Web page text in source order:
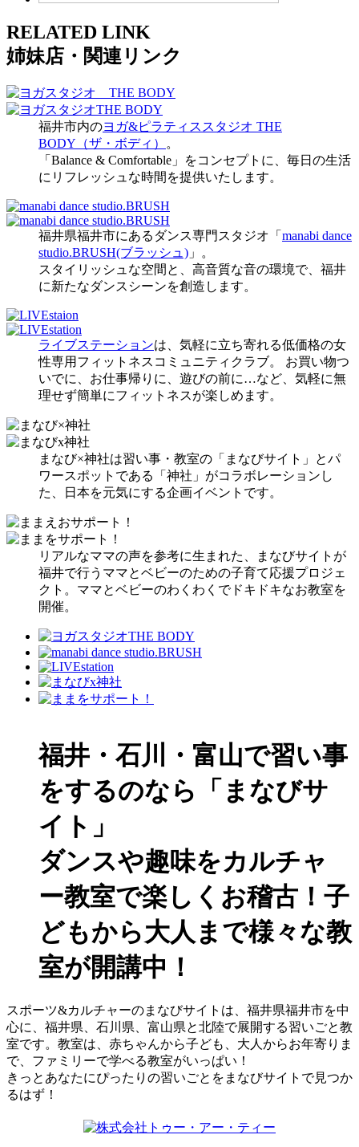
RELATED LINK
姉妹店・関連リンク
福井市内のヨガ&ピラティススタジオ THE
BODY（ザ・ボディ）
。
「Balance & Comfortable」をコンセプトに、毎日の生活
にリフレッシュな時間を提供いたします。
福井県福井市にあるダンス専門スタジオ「 manabi dance
studio.BRUSH(ブラッシュ) 」。
スタイリッシュな空間と、高音質な音の環境で、福井
に新たなダンスシーンを創造します。
ライブステーションは、気軽に立ち寄れる低価格の女
性専用フィットネスコミュニティクラブ。 お買い物つ
いでに、お仕事帰りに、遊びの前に…など、気軽に無
理せず簡単にフィットネスが楽しめます。
まなび×神社は習い事・教室の「まなびサイト」とパ
ワースポットである「神社」がコラボレーションし
た、日本を元気にする企画イベントです。
リアルなママの声を参考に生まれた、まなびサイトが
福井で行うママとベビーのための子育て応援プロジェ
クト。ママとベビーのわくわくでドキドキなお教室を
開催。
福井・石川・富山で習い事
をするのなら「まなびサ
イト」
ダンスや趣味をカルチャ
ー教室で楽しくお稽古！子
どもから大人まで様々な教
室が開講中！
スポーツ&カルチャーのまなびサイトは、福井県福井市を中
心に、福井県、石川県、富山県と北陸で展開する習いごと教
室です。教室は、赤ちゃんから子ども、大人からお年寄りま
で、ファミリーで学べる教室がいっぱい！
きっとあなたにぴったりの習いごとをまなびサイトで見つか
るはず！